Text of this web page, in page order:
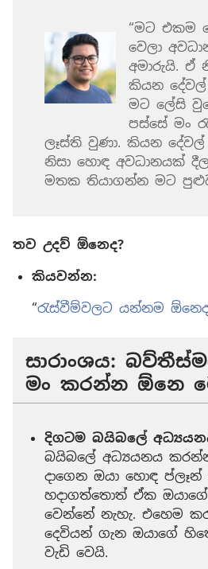
“මට එකම
වෙලා
අමාරුයි. ඒ
කියන
මට ලේසි
පස්සේ මං
ලෑස්ති වුණා. කියන
නිසා හොඳ අවධානයක්
මතක තියාගන්න මට
තව උදව් ඕනෙද?
කියවන්න:
“රැස්වීම්වලට යන්නම
සාරාංශය:
මං කරන්න ඕනෙ
දිගටම බයිබලේ
බයිබලේ අධ්‍යයනය
දාගෙන ඔයා හොඳ
හදාගත්තොත් ඒක
වෙන්නේ නැහැ. එහෙම
දෙවියන් ගැන ඔයාගේ
වැඩි වෙයි.